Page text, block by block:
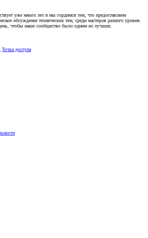
уже много лет и мы гордимся тем, что предоставляем
обсуждение технических тем, среди мастеров разного уровня.
чтобы наше сообщество было одним из лучших.
Точка доступа